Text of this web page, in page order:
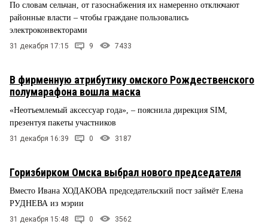
По словам сельчан, от газоснабжения их намеренно отключают
районные власти – чтобы граждане пользовались
электроконвекторами
31 декабря 17:15 9 7433
В фирменную атрибутику омского Рождественского
полумарафона вошла маска
«Неотъемлемый аксессуар года», – пояснила дирекция SIM,
презентуя пакеты участников
31 декабря 16:39 0 3187
Горизбирком Омска выбрал нового председателя
Вместо Ивана ХОДАКОВА председательский пост займёт Елена
РУДНЕВА из мэрии
31 декабря 15:48 0 3562